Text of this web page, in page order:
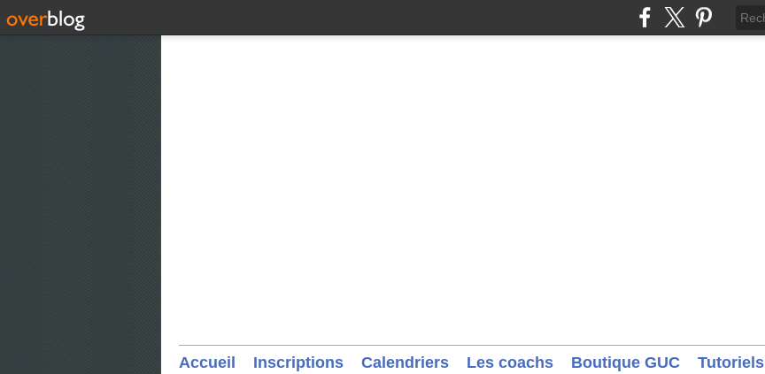
Accueil Inscriptions Calendriers Les coachs Boutique GUC Tutoriels